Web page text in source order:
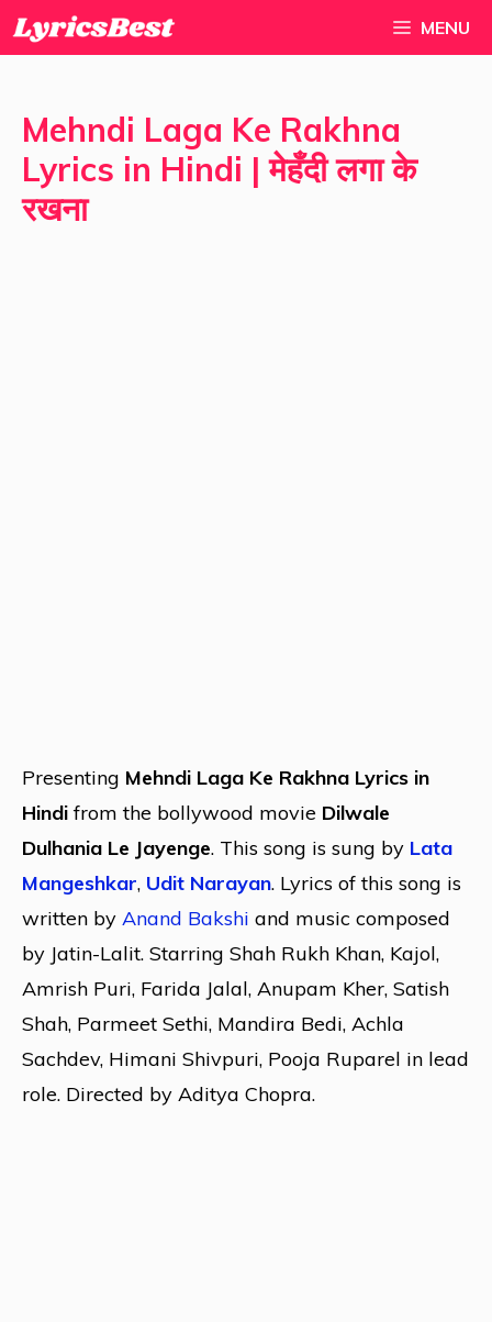
Skip
to
MENU
Mehndi Laga Ke Rakhna
Lyrics in Hindi | मेहँदी लगा के
रखना
Presenting Mehndi Laga Ke Rakhna Lyrics in
Hindifrom the bollywood movie Dilwale
Dulhania Le Jayenge. This song is sung by Lata
Mangeshkar, Udit Narayan. Lyrics of this song is
written by Anand Bakshi and music composed
by Jatin-Lalit. Starring Shah Rukh Khan, Kajol,
Amrish Puri, Farida Jalal, Anupam Kher, Satish
Shah, Parmeet Sethi, Mandira Bedi, Achla
Sachdev, Himani Shivpuri, Pooja Ruparel in lead
role. Directed by Aditya Chopra.